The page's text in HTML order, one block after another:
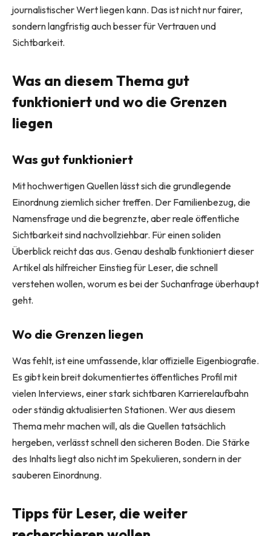
journalistischer Wert liegen kann. Das ist nicht nur fairer,
sondern langfristig auch besser für Vertrauen und
Sichtbarkeit.
Was an diesem Thema gut
funktioniert und wo die Grenzen
liegen
Was gut funktioniert
Mit hochwertigen Quellen lässt sich die grundlegende
Einordnung ziemlich sicher treffen. Der Familienbezug, die
Namensfrage und die begrenzte, aber reale öffentliche
Sichtbarkeit sind nachvollziehbar. Für einen soliden
Überblick reicht das aus. Genau deshalb funktioniert dieser
Artikel als hilfreicher Einstieg für Leser, die schnell
verstehen wollen, worum es bei der Suchanfrage überhaupt
geht.
Wo die Grenzen liegen
Was fehlt, ist eine umfassende, klar offizielle Eigenbiografie.
Es gibt kein breit dokumentiertes öffentliches Profil mit
vielen Interviews, einer stark sichtbaren Karrierelaufbahn
oder ständig aktualisierten Stationen. Wer aus diesem
Thema mehr machen will, als die Quellen tatsächlich
hergeben, verlässt schnell den sicheren Boden. Die Stärke
des Inhalts liegt also nicht im Spekulieren, sondern in der
sauberen Einordnung.
Tipps für Leser, die weiter